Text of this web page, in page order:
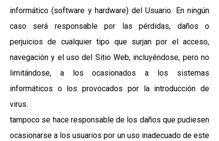
informático (software y hardware) del Usuario. En ningún
caso será responsable por las pérdidas, daños o
perjuicios de cualquier tipo que surjan por el acceso,
navegación y el uso del Sitio Web, incluyéndose, pero no
limitándose, a los ocasionados a los sistemas
informáticos o los provocados por la introducción de
virus.
tampoco se hace responsable de los daños que pudiesen
ocasionarse a los usuarios por un uso inadecuado de este